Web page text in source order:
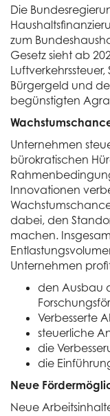
Die
zum
Gesetz sieht ab
Bürgergeld und
begünstigten
Unternehmen
bürokratischen
Innovationen
dabei, den
machen.
Unternehmen
den Ausbau
Verbesserte
steuerliche
die
die
Neue
Neue